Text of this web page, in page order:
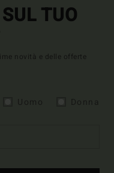
TUO
novità e delle offerte